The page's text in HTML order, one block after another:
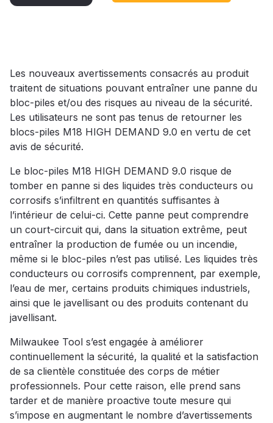
Les nouveaux avertissements consacrés au produit
traitent de situations pouvant entraîner une panne du
bloc-piles et/ou des risques au niveau de la sécurité.
Les utilisateurs ne sont pas tenus de retourner les
blocs-piles M18 HIGH DEMAND 9.0 en vertu de cet
avis de sécurité.
Le bloc-piles M18 HIGH DEMAND 9.0 risque de
tomber en panne si des liquides très conducteurs ou
corrosifs s’infiltrent en quantités suffisantes à
l’intérieur de celui-ci. Cette panne peut comprendre
un court-circuit qui, dans la situation extrême, peut
entraîner la production de fumée ou un incendie,
même si le bloc-piles n’est pas utilisé. Les liquides très
conducteurs ou corrosifs comprennent, par exemple,
l’eau de mer, certains produits chimiques industriels,
ainsi que le javellisant ou des produits contenant du
javellisant.
Milwaukee Tool s’est engagée à améliorer
continuellement la sécurité, la qualité et la satisfaction
de sa clientèle constituée des corps de métier
professionnels. Pour cette raison, elle prend sans
tarder et de manière proactive toute mesure qui
s’impose en augmentant le nombre d’avertissements